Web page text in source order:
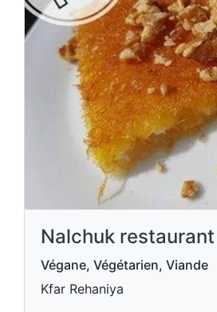
Nalchuk restaurant
Végane, Végétarien, Viande
Kfar Rehaniya